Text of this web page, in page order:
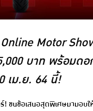
Motor
บาท พร้อมด
เม.ย. 64 นี้!
ขนข้อเสนอสุดพิเศษมามอบใ